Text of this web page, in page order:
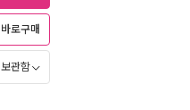
바로구매
보관함